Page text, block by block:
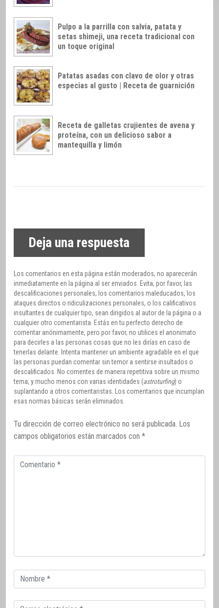
Pulpo a la parrilla con salvia, patata y
setas shimeji, una receta tradicional con
un toque original
Patatas asadas con clavo de olor y otras
especias al gusto | Receta de guarnición
Receta de galletas crujientes de avena y
proteína, con un delicioso sabor a
mantequilla y limón
Deja una respuesta
Los comentarios en esta página están moderados, no aparecerán
inmediatamente en la página al ser enviados. Evita, por favor, las
descalificaciones personales, los comentarios maleducados, los
ataques directos o ridiculizaciones personales, o los calificativos
insultantes de cualquier tipo, sean dirigidos al autor de la página o a
cualquier otro comentarista. Estás en tu perfecto derecho de
comentar anónimamente, pero por favor, no utilices el anonimato
para decirles a las personas cosas que no les dirías en caso de
tenerlas delante. Intenta mantener un ambiente agradable en el que
las personas puedan comentar sin temor a sentirse insultados o
descalificados. No comentes de manera repetitiva sobre un mismo
tema, y mucho menos con varias identidades (astroturfing) o
suplantando a otros comentaristas. Los comentarios que incumplan
esas normas básicas serán eliminados.
Tu dirección de correo electrónico no será publicada. Los
campos obligatorios están marcados con *
Comentario
Correo
electrónico
Correo